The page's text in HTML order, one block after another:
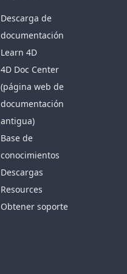
Descarga de
documentación
Learn 4D
4D Doc Center
(página web de
documentación
antigua)
Base de
conocimientos
Descargas
Resources
Obtener soporte